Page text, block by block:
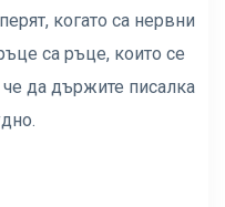
когато са нервни
са ръце, които се
да държите писалка